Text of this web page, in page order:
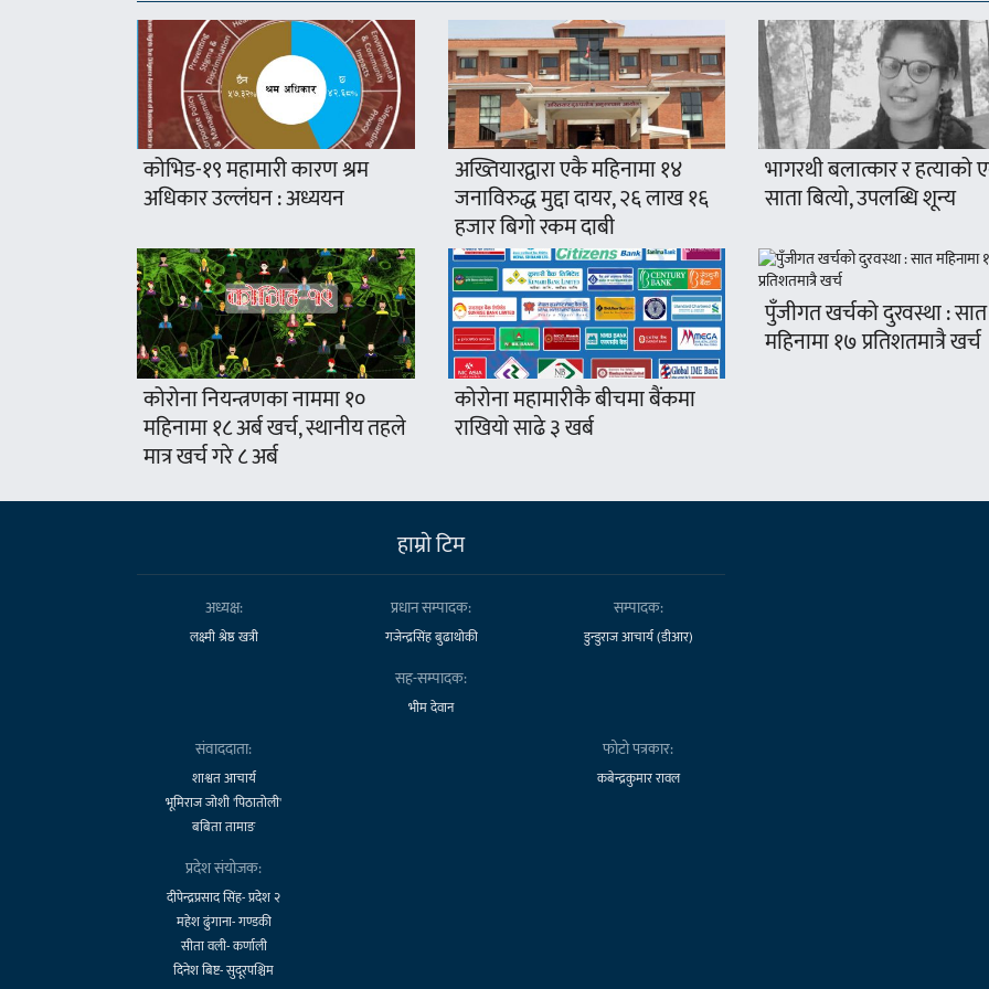
कोभिड-१९ महामारी कारण श्रम
अधिकार उल्लंघन : अध्ययन
अख्तियारद्वारा एकै महिनामा १४
जनाविरुद्ध मुद्दा दायर, २६ लाख १६
हजार बिगो रकम दाबी
भागरथी बलात्कार र हत्याको
साता बित्यो, उपलब्धि शून्य
कोरोना नियन्त्रणका नाममा १०
महिनामा १८ अर्ब खर्च, स्थानीय तहले
मात्र खर्च गरे ८ अर्ब
कोरोना महामारीकै बीचमा बैंकमा
राखियो साढे ३ खर्ब
पुँजीगत खर्चको दुरवस्था : सात
महिनामा १७ प्रतिशतमात्रै खर्च
हाम्राे टिम
अध्यक्ष:
लक्ष्मी श्रेष्ठ खत्री
प्रधान सम्पादक:
गजेन्द्रसिंह बुढाथोकी
सम्पादक:
डुन्डुराज आचार्य (डीआर)
सह-सम्पादक:
भीम देवान
संवाददाता:
शाश्वत आचार्य
भूमिराज जोशी 'पिठातोली'
बबिता तामाङ
फोटो पत्रकार:
कबेन्द्रकुमार रावल
प्रदेश संयोजक:
दीपेन्द्रप्रसाद सिंह- प्रदेश २
महेश ढुंगाना- गण्डकी
सीता वली- कर्णाली
दिनेश बिष्ट- सुदूरपश्चिम